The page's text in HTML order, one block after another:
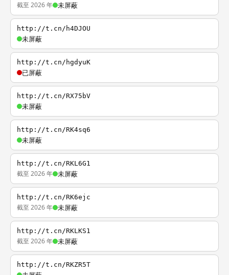
截至 2026 年 未屏蔽
http://t.cn/h4DJOU
未屏蔽
http://t.cn/hgdyuK
已屏蔽
http://t.cn/RX75bV
未屏蔽
http://t.cn/RK4sq6
未屏蔽
http://t.cn/RKL6G1
截至 2026 年 未屏蔽
http://t.cn/RK6ejc
截至 2026 年 未屏蔽
http://t.cn/RKLKS1
截至 2026 年 未屏蔽
http://t.cn/RKZR5T